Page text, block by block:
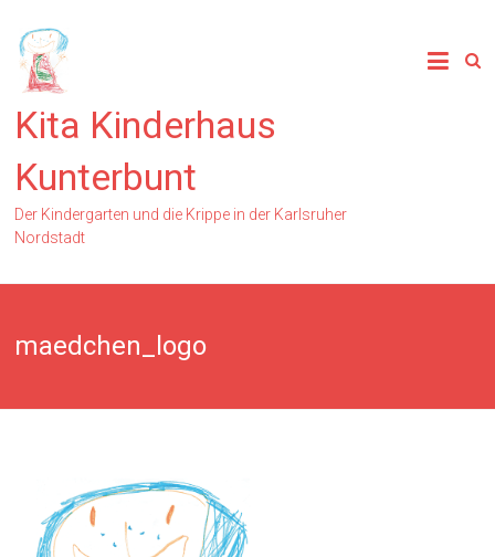
Kita Kinderhaus
Kunterbunt
Der Kindergarten und die Krippe in der Karlsruher
Nordstadt
maedchen_logo